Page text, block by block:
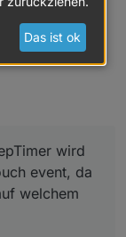
wird
event, da
welchem
wird
event, da
welchem
Das ist ok